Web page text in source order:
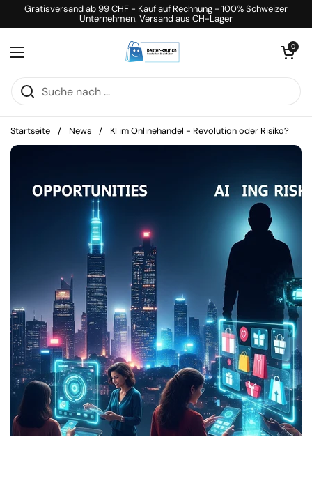
Zum Inhalt springen
Gratisversand ab 99 CHF - Kauf auf Rechnung - 100% Schweizer
Unternehmen. Versand aus CH-Lager
Menü öffnen
Warenkorb
0
Startseite / News / KI im Onlinehandel - Revolution oder Risiko?